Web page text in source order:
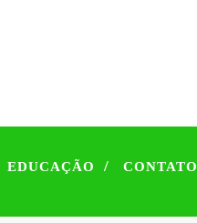
EDUCAÇÃO / CONTATO